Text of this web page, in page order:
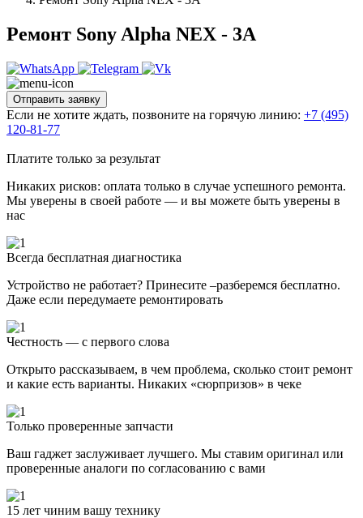
Ремонт Sony Alpha NEX - 3A
Отправить заявку
Если не хотите ждать, позвоните на горячую линию: +7 (495)
120-81-77
Платите только за результат
Никаких рисков: оплата только в случае успешного ремонта.
Мы уверены в своей работе — и вы можете быть уверены в
нас
Всегда бесплатная диагностика
Устройство не работает? Принесите –разберемся бесплатно.
Даже если передумаете ремонтировать
Честность — с первого слова
Открыто рассказываем, в чем проблема, сколько стоит ремонт
и какие есть варианты. Никаких «сюрпризов» в чеке
Только проверенные запчасти
Ваш гаджет заслуживает лучшего. Мы ставим оригинал или
проверенные аналоги по согласованию с вами
15 лет чиним вашу технику